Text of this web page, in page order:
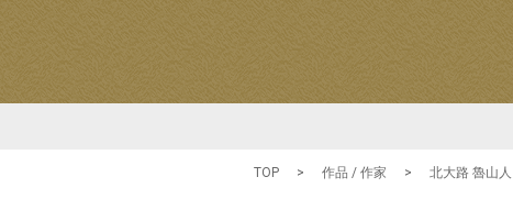
TOP > 作品 / 作家 > 北大路 魯山人